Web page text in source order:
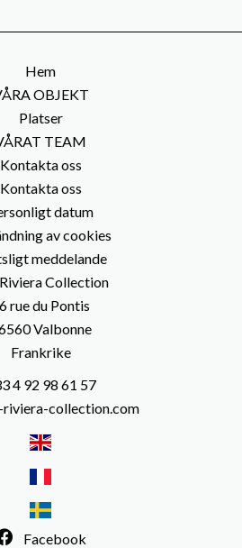
Hem
OBJEKT
Platser
TEAM
Kontakta oss
Kontakta oss
datum
av cookies
meddelande
Collection
rue du Pontis
Valbonne
Frankrike
4 92 98 61 57
riviera-collection.com
Facebook